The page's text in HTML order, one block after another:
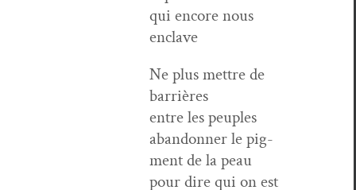
qui encore nous
enclave
Ne plus met­tre de
barrières
entre les peuples
aban­don­ner le pig­
ment de la peau
pour dire qui on est